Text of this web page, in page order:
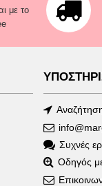
με το
Συχνές
Οδηγός